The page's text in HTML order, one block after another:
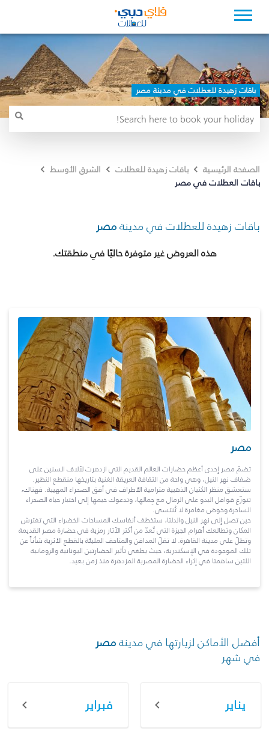
باقات زهيدة للعطلات في مدينة مصر
الصفحة الرئيسية باقات زهيدة للعطلات
الشرق الأوسط
باقات العطلات في مصر
باقات زهيدة للعطلات في مدينةمصر
هذه العروض غير متوفرة حاليًا في منطقتك.
مصر
تضمّ مصر إحدى أعظم حضارات العالم القديم التي ازدهرت لآلاف السنين على
ضفاف نهر النيل، وهي واحة من الثقافة العريقة الغنية بتاريخها منقطع النظير.
ستعشق منظر الكثبان الذهبية مترامية الأطراف في أفق الصحراء المهيبة. فهناك،
تتوزّع قوافل البدو على الرمال مع جِمالها، وتدعوك خيمها إلى اختبار حياة الصحراء
الساحرة وخوض مغامرة لا تُنتسى.
حين تصل إلى نهر النيل والدلتا، ستخطف أنفاسك المساحات الخضراء التي تفترش
المكان وتطالعك أهرام الجيزة التي تُعدّ من أكثر الآثار رمزية في حضارة مصر القديمة
وتطلّ على مدينة القاهرة. لا تقلّ المدافن والمتاحف المليئة بالقطع الأثرية شأناً عن
تلك الموجودة في الإسكندرية، حيث يطغى تأثير الحضارتين اليونانية والرومانية
اللتين ساهمتا في إثراء الحضارة المصرية المزدهرة منذ زمن بعيد.
أفضل الأماكن لزيارتها في مدينةمصر
في شهر
يناير فبراير